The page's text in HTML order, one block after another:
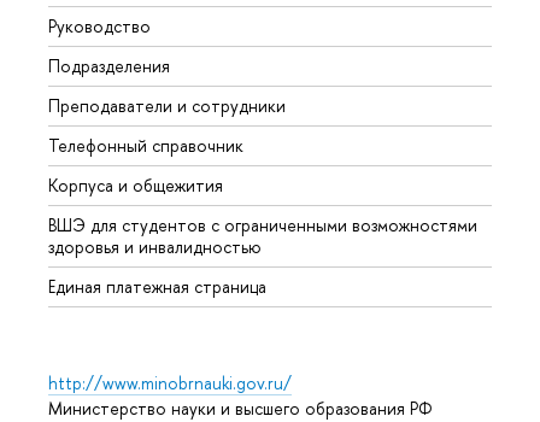
Руководство
Подразделения
Преподаватели и сотрудники
Телефонный справочник
Корпуса и общежития
ВШЭ для студентов с ограниченными возможностями
здоровья и инвалидностью
Единая платежная страница
http://www.minobrnauki.gov.ru/
Министерство науки и высшего образования РФ